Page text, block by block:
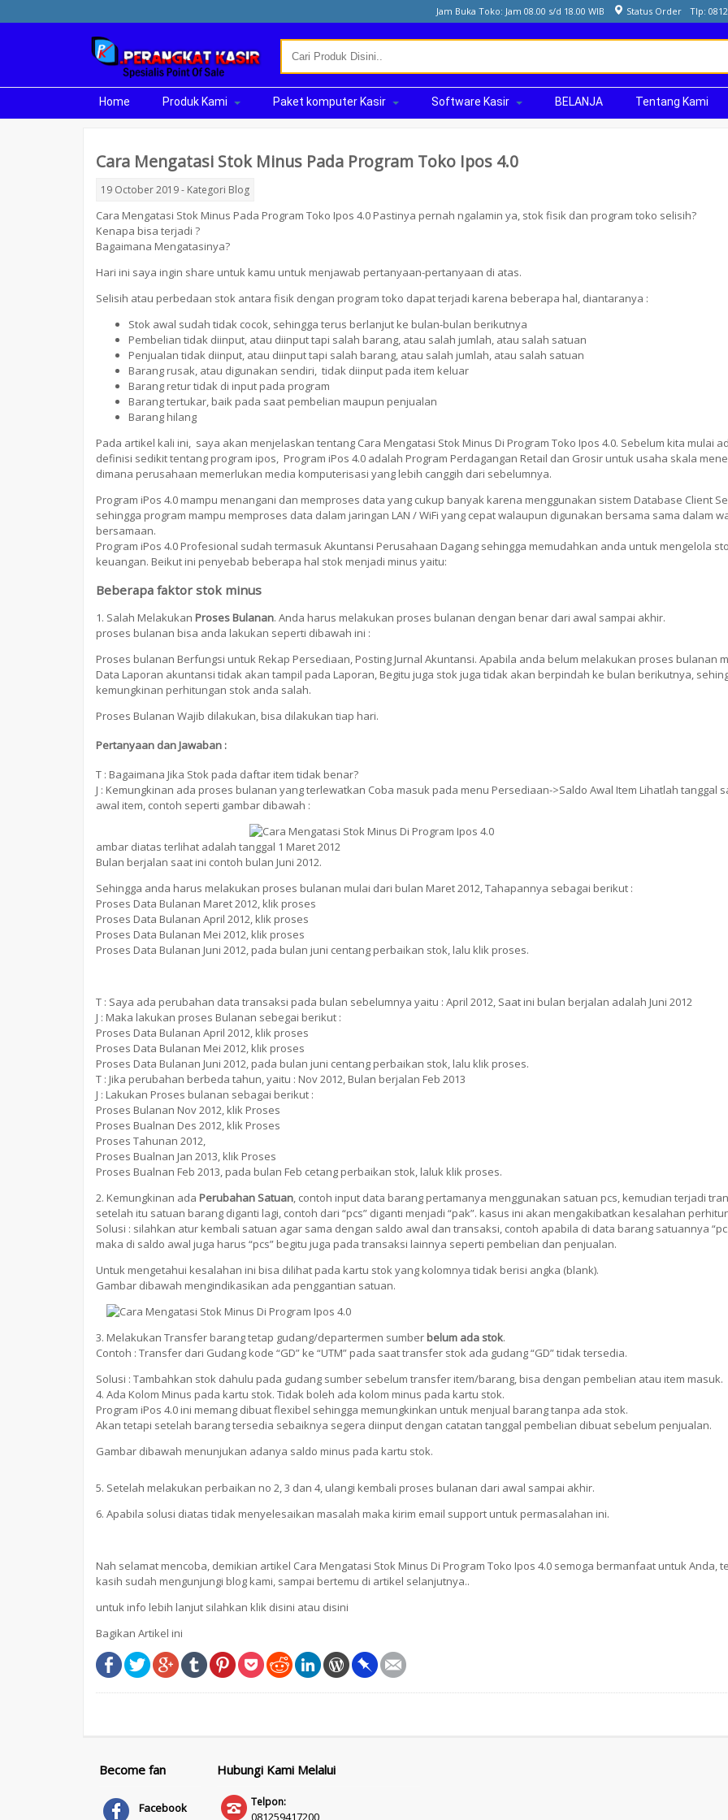
Jam Buka Toko: Jam 08.00 s/d 18.00 WIB Status Order Tlp:
Home Produk Kami Paket komputer Kasir Software Kasir BELANJA Tentang Kami
Cara Mengatasi Stok Minus Pada Program Toko Ipos 4.0
19 October 2019 - Kategori Blog
Cara Mengatasi Stok Minus Pada Program Toko Ipos 4.0 Pastinya pernah ngalamin ya, stok fisik dan program toko selisih?
Kenapa bisa terjadi ?
Bagaimana Mengatasinya?
Hari ini saya ingin share untuk kamu untuk menjawab pertanyaan-pertanyaan di atas.
Selisih atau perbedaan stok antara fisik dengan program toko dapat terjadi karena beberapa hal, diantaranya :
Stok awal sudah tidak cocok, sehingga terus berlanjut ke bulan-bulan berikutnya
Pembelian tidak diinput, atau diinput tapi salah barang, atau salah jumlah, atau salah satuan
Penjualan tidak diinput, atau diinput tapi salah barang, atau salah jumlah, atau salah satuan
Barang rusak, atau digunakan sendiri, tidak diinput pada item keluar
Barang retur tidak di input pada program
Barang tertukar, baik pada saat pembelian maupun penjualan
Barang hilang
Pada artikel kali ini, saya akan menjelaskan tentang Cara Mengatasi Stok Minus Di Program Toko Ipos 4.0. Sebelum kita mulai
definisi sedikit tentang program ipos, Program iPos 4.0 adalah Program Perdagangan Retail dan Grosir untuk usaha skala
dimana perusahaan memerlukan media komputerisasi yang lebih canggih dari sebelumnya.
Program iPos 4.0 mampu menangani dan memproses data yang cukup banyak karena menggunakan sistem Database Client
sehingga program mampu memproses data dalam jaringan LAN / WiFi yang cepat walaupun digunakan bersama sama dalam
bersamaan.
Program iPos 4.0 Profesional sudah termasuk Akuntansi Perusahaan Dagang sehingga memudahkan anda untuk mengelola
keuangan. Beikut ini penyebab beberapa hal stok menjadi minus yaitu:
Beberapa faktor stok minus
1. Salah Melakukan Proses Bulanan. Anda harus melakukan proses bulanan dengan benar dari awal sampai akhir.
proses bulanan bisa anda lakukan seperti dibawah ini :
Proses bulanan Berfungsi untuk Rekap Persediaan, Posting Jurnal Akuntansi. Apabila anda belum melakukan proses bulanan
Data Laporan akuntansi tidak akan tampil pada Laporan, Begitu juga stok juga tidak akan berpindah ke bulan berikutnya,
kemungkinan perhitungan stok anda salah.
Proses Bulanan Wajib dilakukan, bisa dilakukan tiap hari.
Pertanyaan dan Jawaban :
T : Bagaimana Jika Stok pada daftar item tidak benar?
J : Kemungkinan ada proses bulanan yang terlewatkan Coba masuk pada menu Persediaan->Saldo Awal Item Lihatlah tanggal
awal item, contoh seperti gambar dibawah :
ambar diatas terlihat adalah tanggal 1 Maret 2012
Bulan berjalan saat ini contoh bulan Juni 2012.
Sehingga anda harus melakukan proses bulanan mulai dari bulan Maret 2012, Tahapannya sebagai berikut :
Proses Data Bulanan Maret 2012, klik proses
Proses Data Bulanan April 2012, klik proses
Proses Data Bulanan Mei 2012, klik proses
Proses Data Bulanan Juni 2012, pada bulan juni centang perbaikan stok, lalu klik proses.
T : Saya ada perubahan data transaksi pada bulan sebelumnya yaitu : April 2012, Saat ini bulan berjalan adalah Juni 2012
J : Maka lakukan proses Bulanan sebegai berikut :
Proses Data Bulanan April 2012, klik proses
Proses Data Bulanan Mei 2012, klik proses
Proses Data Bulanan Juni 2012, pada bulan juni centang perbaikan stok, lalu klik proses.
T : Jika perubahan berbeda tahun, yaitu : Nov 2012, Bulan berjalan Feb 2013
J : Lakukan Proses bulanan sebagai berikut :
Proses Bulanan Nov 2012, klik Proses
Proses Bualnan Des 2012, klik Proses
Proses Tahunan 2012,
Proses Bualnan Jan 2013, klik Proses
Proses Bualnan Feb 2013, pada bulan Feb cetang perbaikan stok, laluk klik proses.
2. Kemungkinan ada Perubahan Satuan, contoh input data barang pertamanya menggunakan satuan pcs, kemudian terjadi
setelah itu satuan barang diganti lagi, contoh dari “pcs” diganti menjadi “pak”. kasus ini akan mengakibatkan kesalahan
Solusi : silahkan atur kembali satuan agar sama dengan saldo awal dan transaksi, contoh apabila di data barang satuannya
maka di saldo awal juga harus “pcs” begitu juga pada transaksi lainnya seperti pembelian dan penjualan.
Untuk mengetahui kesalahan ini bisa dilihat pada kartu stok yang kolomnya tidak berisi angka (blank).
Gambar dibawah mengindikasikan ada penggantian satuan.
3. Melakukan Transfer barang tetap gudang/departermen sumber belum ada stok.
Contoh : Transfer dari Gudang kode “GD” ke “UTM” pada saat transfer stok ada gudang “GD” tidak tersedia.
Solusi : Tambahkan stok dahulu pada gudang sumber sebelum transfer item/barang, bisa dengan pembelian atau item masuk.
4. Ada Kolom Minus pada kartu stok. Tidak boleh ada kolom minus pada kartu stok.
Program iPos 4.0 ini memang dibuat flexibel sehingga memungkinkan untuk menjual barang tanpa ada stok.
Akan tetapi setelah barang tersedia sebaiknya segera diinput dengan catatan tanggal pembelian dibuat sebelum penjualan.
Gambar dibawah menunjukan adanya saldo minus pada kartu stok.
5. Setelah melakukan perbaikan no 2, 3 dan 4, ulangi kembali proses bulanan dari awal sampai akhir.
6. Apabila solusi diatas tidak menyelesaikan masalah maka kirim email support untuk permasalahan ini.
Nah selamat mencoba, demikian artikel Cara Mengatasi Stok Minus Di Program Toko Ipos 4.0 semoga bermanfaat untuk Anda,
kasih sudah mengunjungi blog kami, sampai bertemu di artikel selanjutnya..
untuk info lebih lanjut silahkan klik disini atau disini
Bagikan Artikel ini
Become fan
Facebook
Hubungi Kami Melalui
Telpon:
081259417200